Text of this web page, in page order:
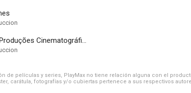
Jarbas Barbosa Produções Cinematográficas
de películas y series, PlayMax no tiene relación alguna con el
carátula, fotografías y/o cubiertas pertenece a sus respectivos